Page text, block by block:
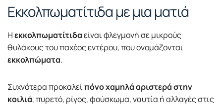
Εκκολπωματίτιδα με μια ματιά
Ηεκκολπωματίτιδαείναι φλεγμονή σε μικρούς
θυλάκους του παχέος εντέρου, που ονομάζονται
εκκολπώματα.
Συχνότερα προκαλείπόνο χαμηλά αριστερά στην
κοιλιά, πυρετό, ρίγος, φούσκωμα, ναυτία ή αλλαγές στις